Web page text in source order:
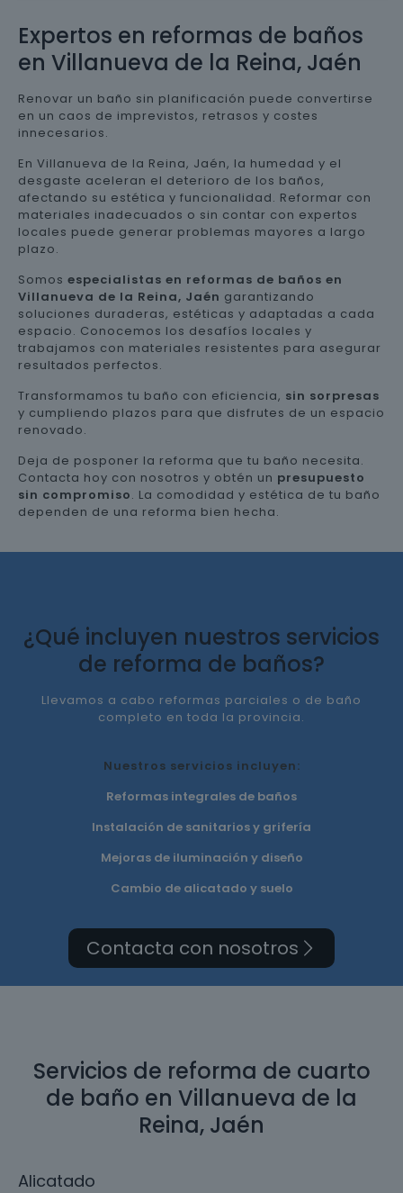
Expertos en reformas de baños
en Villanueva de la Reina, Jaén
Renovar un baño sin planificación puede convertirse
en un caos de imprevistos, retrasos y costes
innecesarios.
En Villanueva de la Reina, Jaén, la humedad y el
desgaste aceleran el deterioro de los baños,
afectando su estética y funcionalidad. Reformar con
materiales inadecuados o sin contar con expertos
locales puede generar problemas mayores a largo
plazo.
Somos especialistas en reformas de baños en
Villanueva de la Reina, Jaén garantizando
soluciones duraderas, estéticas y adaptadas a cada
espacio. Conocemos los desafíos locales y
trabajamos con materiales resistentes para asegurar
resultados perfectos.
Transformamos tu baño con eficiencia, sin sorpresas
y cumpliendo plazos para que disfrutes de un espacio
renovado.
Deja de posponer la reforma que tu baño necesita.
Contacta hoy con nosotros y obtén un presupuesto
sin compromiso. La comodidad y estética de tu baño
dependen de una reforma bien hecha.
¿Qué incluyen nuestros servicios
de reforma de baños?
Llevamos a cabo reformas parciales o de baño
completo en toda la provincia.
Nuestros servicios incluyen:
Reformas integrales de baños
Instalación de sanitarios y grifería
Mejoras de iluminación y diseño
Cambio de alicatado y suelo
Contacta con nosotros
Servicios de reforma de cuarto
de baño en Villanueva de la
Reina, Jaén
Alicatado